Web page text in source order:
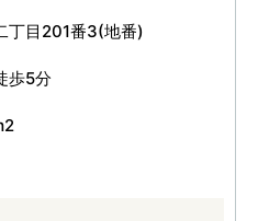
丁目201番3(地番)
歩5分